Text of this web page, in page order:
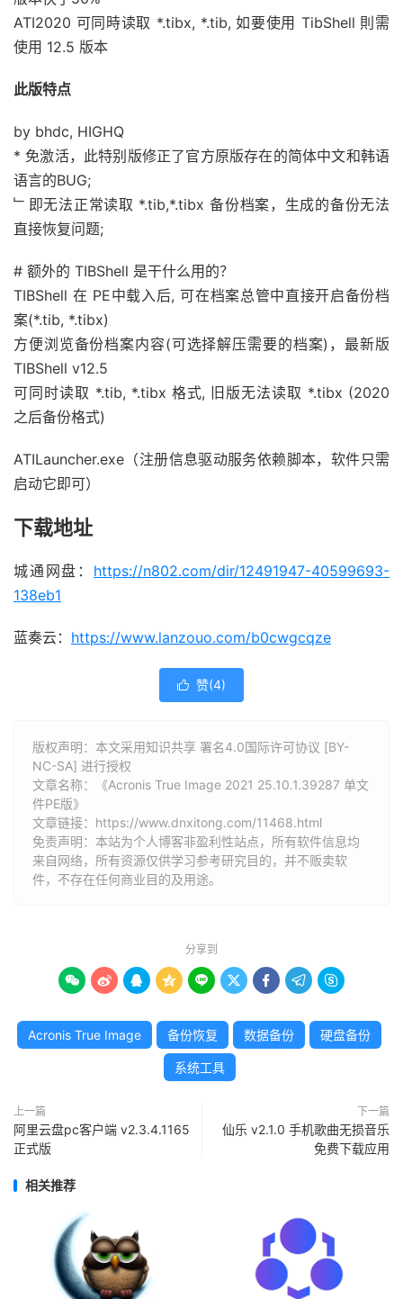
ATI2020 可同時读取 *.tibx, *.tib, 如要使用 TibShell 則需
使用 12.5 版本
此版特点
by bhdc, HIGHQ
* 免激活，此特别版修正了官方原版存在的简体中文和韩语
语言的BUG;
﹂即无法正常读取 *.tib,*.tibx 备份档案，生成的备份无法
直接恢复问题;
# 额外的 TIBShell 是干什么用的？
TIBShell 在 PE中载入后, 可在档案总管中直接开启备份档
案(*.tib, *.tibx)
方便浏览备份档案内容(可选择解压需要的档案)，最新版
TIBShell v12.5
可同时读取 *.tib, *.tibx 格式, 旧版无法读取 *.tibx (2020
之后备份格式)
ATILauncher.exe（注册信息驱动服务依赖脚本，软件只需
启动它即可）
下载地址
城通网盘： https://n802.com/dir/12491947-40599693-
138eb1
蓝奏云： https://www.lanzouo.com/b0cwgcqze
 赞(4)
版权声明：本文采用知识共享 署名4.0国际许可协议 [BY-
NC-SA] 进行授权
文章名称：《Acronis True Image 2021 25.10.1.39287 单文
件PE版》
文章链接： https://www.dnxitong.com/11468.html
免责声明：本站为个人博客非盈利性站点，所有软件信息均
来自网络，所有资源仅供学习参考研究目的，并不贩卖软
件，不存在任何商业目的及用途。
分享到
        
Acronis True Image 备份恢复 数据备份 硬盘备份
系统工具
上一篇
阿里云盘pc客户端 v2.3.4.1165
正式版
下一篇
仙乐 v2.1.0 手机歌曲无损音乐
免费下载应用
相关推荐